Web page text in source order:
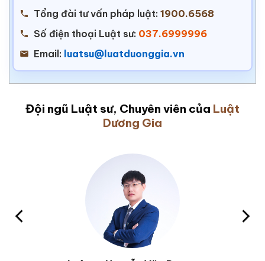
Tổng đài tư vấn pháp luật: 1900.6568
Số điện thoại Luật sư: 037.6999996
Email: luatsu@luatduonggia.vn
Đội ngũ Luật sư, Chuyên viên của Luật
Dương Gia